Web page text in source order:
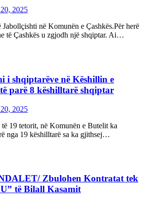
2025
në Komunën e Çashkës.Për herë
të Çashkës u zgjodh një shqiptar. Ai…
i shqiptarëve në Këshillin e
parë 8 këshilltarë shqiptar
2025
19 tetorit, në Komunën e Butelit ka
nga 19 këshilltarë sa ka gjithsej…
Zbulohen Kontratat tek
të Bilall Kasamit